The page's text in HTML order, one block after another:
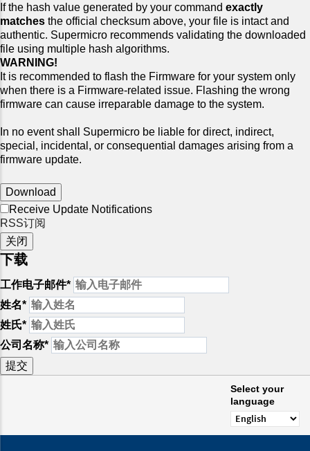
If the hash value generated by your command exactly
matches the official checksum above, your file is intact and
authentic. Supermicro recommends validating the downloaded
file using multiple hash algorithms.
WARNING!
It is recommended to flash the Firmware for your system only
when there is a Firmware-related issue. Flashing the wrong
firmware can cause irreparable damage to the system.
In no event shall Supermicro be liable for direct, indirect,
special, incidental, or consequential damages arising from a
firmware update.
Download
Receive Update Notifications
RSS订阅
关闭
下载
工作电子邮件*
姓名*
姓氏*
公司 名称*
提交
Select your
language